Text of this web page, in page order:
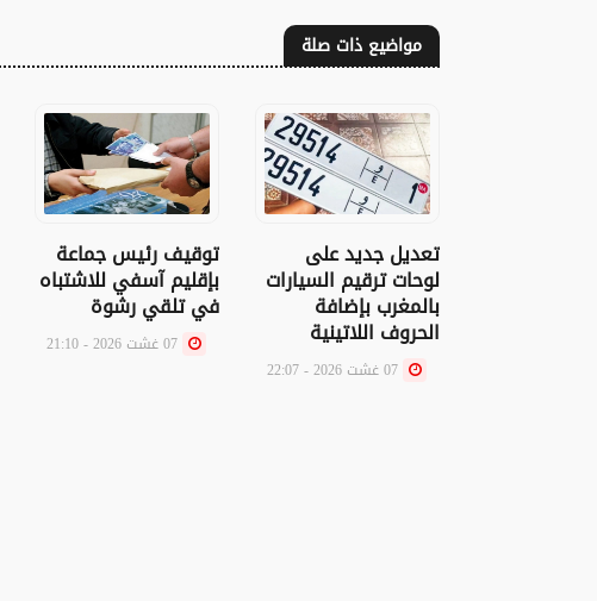
مواضيع ذات صلة
تعديل جديد على
لوحات ترقيم السيارات
بالمغرب بإضافة
الحروف اللاتينية
توقيف رئيس جماعة
بإقليم آسفي للاشتباه
في تلقي رشوة